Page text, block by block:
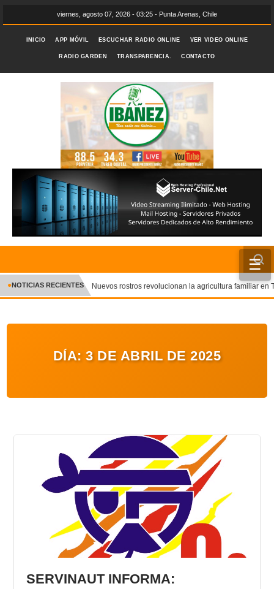
viernes, agosto 07, 2026 - 03:25 - Punta Arenas, Chile
INICIO APP MÓVIL ESCUCHAR RADIO ONLINE VER VIDEO ONLINE
RADIO GARDEN TRANSPARENCIA. CONTACTO
☰
INICIO
CRÓNICA
ENTRETENIMIENTO Y CULTURA
VIDEOS
GALERIA DE FOTOS
APP MÓVIL
NOTICIAS RECIENTES Nuevos rostros revolucionan la agricultura familiar en
DÍA:3 DE ABRIL DE 2025
SERVINAUT INFORMA: